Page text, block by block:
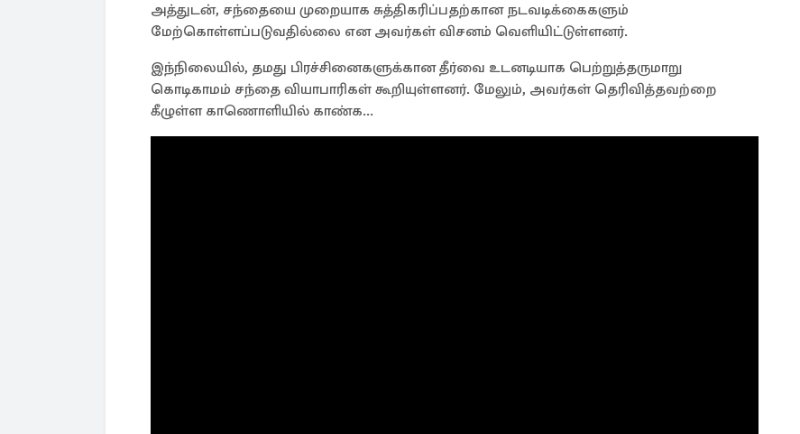
அத்துடன், சந்தையை முறையாக சுத்திகரிப்பதற்கான நடவடிக்கைகளும்
மேற்கொள்ளப்படுவதில்லை என அவர்கள் விசனம் வெளியிட்டுள்ளனர்.
இந்நிலையில், தமது பிரச்சினைகளுக்கான தீர்வை உடனடியாக பெற்றுத்தருமாறு
கொடிகாமம் சந்தை வியாபாரிகள் கூறியுள்ளனர். மேலும், அவர்கள் தெரிவித்தவற்றை
கீழுள்ள காணொளியில் காண்க...